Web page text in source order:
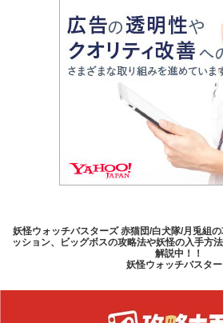
妖怪ウォッチバスターズ 赤猫団/白犬隊/月兎組
ッション、ビッグボスの攻略法や妖怪の入手方
解説中！！
妖怪ウォッチバスタ